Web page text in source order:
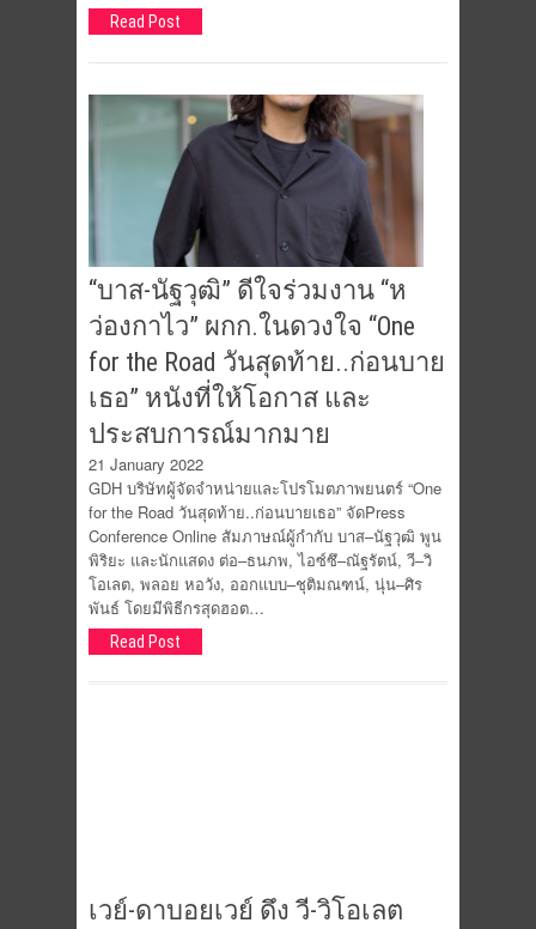
Read Post
“บาส-นัฐวุฒิ” ดีใจร่วมงาน “ห
ว่องกาไว” ผกก.ในดวงใจ “One
for the Road วันสุดท้าย..ก่อนบาย
เธอ” หนังที่ให้โอกาส และ
ประสบการณ์มากมาย
21 January 2022
GDH บริษัทผู้จัดจำหน่ายและโปรโมตภาพยนตร์ “One
for the Road วันสุดท้าย..ก่อนบายเธอ” จัดPress
Conference Online สัมภาษณ์ผู้กำกับ บาส–นัฐวุฒิ พูน
พิริยะ และนักแสดง ต่อ–ธนภพ, ไอซ์ซึ–ณัฐรัตน์, วี–วิ
โอเลต, พลอย หอวัง, ออกแบบ–ชุติมณฑน์, นุ่น–ศิร
พันธ์ โดยมีพิธีกรสุดฮอต…
Read Post
เวย์-ดาบอยเวย์ ดึง วี-วิโอเลต